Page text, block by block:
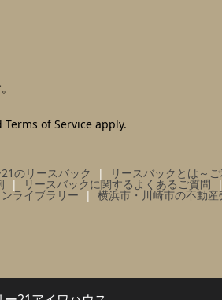
Terms of Service apply.
のリースバック リースバックとは～
リースバックに関するよくあるご質問
ライブラリー 横浜市・川崎市の不動産